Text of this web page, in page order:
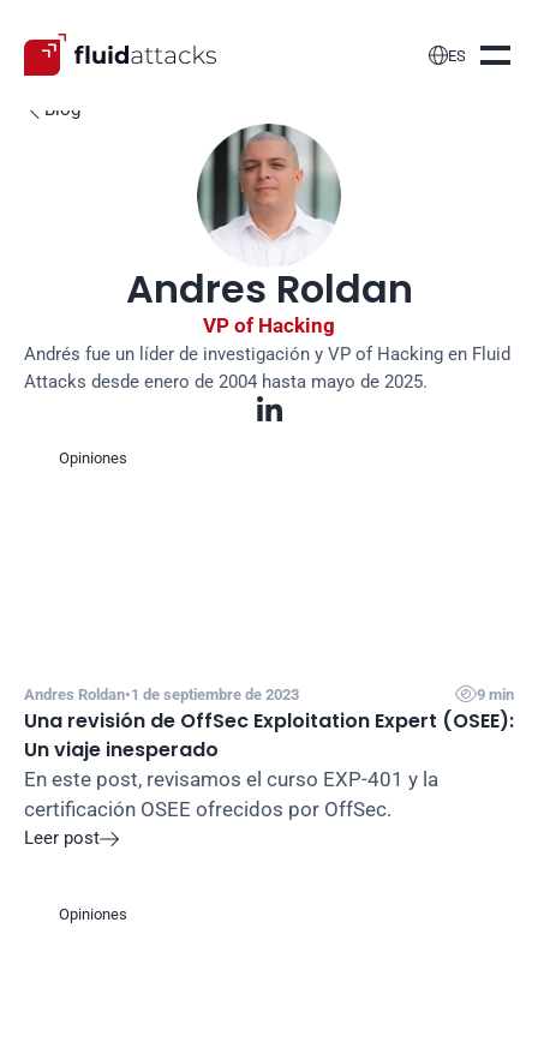
ES
 Blog
Andres Roldan
VP of Hacking
Andrés fue un líder de investigación y VP of Hacking en Fluid
Attacks desde enero de 2004 hasta mayo de 2025.

Opiniones
Andres Roldan•1 de septiembre de 2023 9 min
Una revisión de OffSec Exploitation Expert (OSEE):
Un viaje inesperado
En este post, revisamos el curso EXP-401 y la
certificación OSEE ofrecidos por OffSec.
Leer post
Opiniones